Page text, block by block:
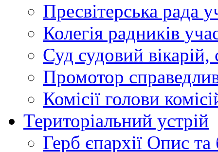
Пресвітерська рада
Колегія радників
Суд судовий вікарій,
Промотор
Комісії голови
Територіальний устрій
Герб єпархії Опис та